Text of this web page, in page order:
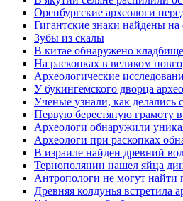
Оренбургские археологи
Гигантские знаки найдены
Зубы из скалы
В китае обнаружено
На раскопках в великом
Археологические
У букингемского дворца
Ученые узнали, как делались
Первую берестяную грамоту
Археологи обнаружили
Археологи при раскопках
В израиле найден древний
Тернополянин нашел яйца
Антропологи не могут найти
Древняя колдунья